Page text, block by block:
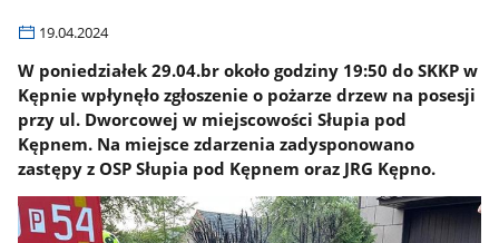
19.04.2024
W poniedziałek 29.04.br około godziny 19:50 do SKKP w
Kępnie wpłynęło zgłoszenie o pożarze drzew na posesji
przy ul. Dworcowej w miejscowości Słupia pod
Kępnem. Na miejsce zdarzenia zadysponowano
zastępy z OSP Słupia pod Kępnem oraz JRG Kępno.